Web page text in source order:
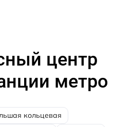
центр
метро
кольцевая